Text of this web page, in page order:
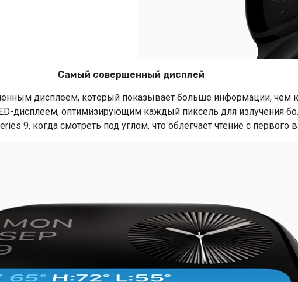
Самый совершенный дисплей
дисплеем, который показывает больше информации, чем
дисплеем, оптимизирующим каждый пиксель для излучения
9, когда смотреть под углом, что облегчает чтение с первого